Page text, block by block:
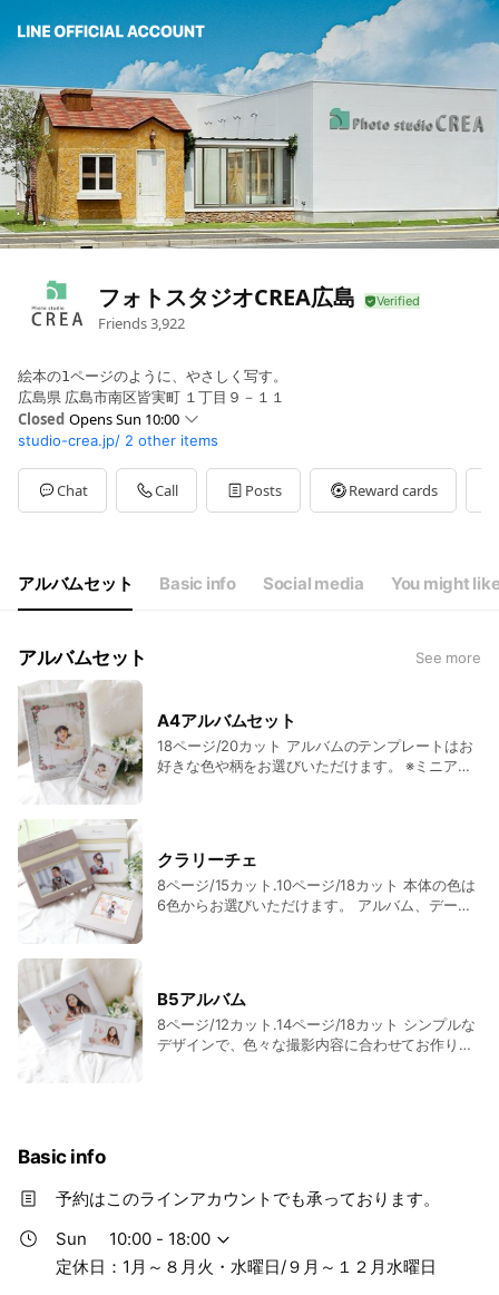
フォトスタジオCREA広島
Friends3,922
絵本の𝟣ページのように、やさしく写す。
広島県 広島市南区皆実町 １丁目９－１１
Closed Opens Sun 10:00
Sun10:00 - 18:00
Mon10:00 - 18:00
TueClosed
WedClosed
10:00 - 18:00
定休日：1月～８月火・水曜日/９月～１２月水曜日
studio-crea.jp/ 2 other items
Chat Call Posts Reward cards
アルバムセット Basic info Social media You might
アルバムセット See more
A4アルバムセット
18ページ/20カット アルバムのテンプレートはお
好きな色や柄をお選びいただけます。 ※ミニアル
デジタルアルバム （本体1冊） ...... 18p /
20cut66,550円（税込） ミニアルバム焼き増し
.......................11,880円（税込）
クラリーチェ
8ページ/15カット.10ページ/18カット 本体の色は
6色からお選びいただけます。 アルバム、データ
BOX+18カット入りデータCD1枚） ...... 10p /
18cut67,100円（税込）
B5アルバム
8ページ/12カット.14ページ/18カット シンプルな
デザインで、色々な撮影内容に合わせてお作りい
（18カットのみ） .......................11,330円（税
Basic info
予約はこのラインアカウントでも承っております。
Sun
10:00 - 18:00
定休日：1月～８月火・水曜日/９月～１２月水曜日